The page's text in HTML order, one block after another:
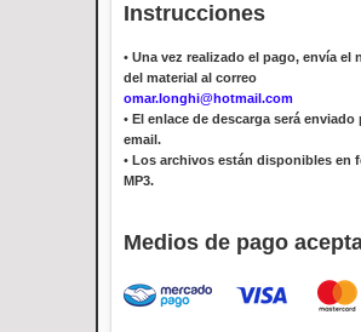
Instrucciones
• Una vez realizado el pago, envía el
del material al correo
omar.longhi@hotmail.com
• El enlace de descarga será enviado
email.
• Los archivos están disponibles en
MP3.
Medios de pago